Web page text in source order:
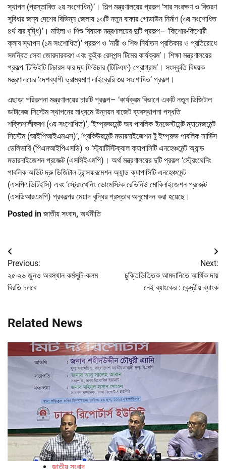
স্থাপন (প্রস্তাবিত ২য় সংশোধিন)’। শিল্প মন্ত্রণালয়ের প্রকল্প ‘সার সংরক্ষণ ও বিতরণ
সুবিধার জন্য দেশের বিভিন্ন জেলায় ১৩টি নতুন বাফার গোডাউন নির্মাণ (৩য় সংশোধিত
৪র্থ বার বৃদ্ধি)’। মহিলা ও শিশু বিষয়ক মন্ত্রণালয়ের দুটি প্রকল্প– ‘কিশোর-কিশোরী
ক্লাব স্থাপন (১ম সংশোধিত)’ প্রকল্প ও ‘নারী ও শিশু নির্যাতন প্রতিকার ও প্রতিরোধে
সমন্বিত সেবা জোরদারকরণ এবং কুইক রেসপন্স টিমের কার্যক্রম’। শিক্ষা মন্ত্রণালয়ের
প্রকল্প ‘টিভিইটি টিচারস ফর দ্য ফিউচার (টিটিএফ) প্রোগ্রাম’। সংস্কৃতি বিষয়ক
মন্ত্রণালয়ের ‘দেশব্যাপী ভ্রাম্যমাণ লাইব্রেরি ৩য় সংশোধিত’ প্রকল্প।
এছাড়া পরিকল্পনা মন্ত্রণালয়ের চারটি প্রকল্প– ‘কার্যক্রম বিভাগে একটি নতুন ডিজিটাল
ডাটাবেজ সিস্টেম স্থাপনের মাধ্যমে উন্নয়ন বাজেট ব্যবস্থাপনা পদ্ধতি
শক্তিশালীকরণ (৩য় সংশোধিত)’, ‘ইম্প্রুভমেন্ট অব পাবলিক ইনভেস্টমেন্ট ম্যানেজমেন্ট
সিস্টেম (আইপিআইএমএস)’, ‘প্রকিউরমেন্ট মডারনাইজেশন টু ইম্প্রুভ পাবলিক সার্ভিস
ডেলিভারি (পিএমআইপিএসডি) ও ‘স্ট্যাটিস্টিক্যাল ক্যাপাসিটি এনহেঞ্চমেন্ট অ্যান্ড
মডারনাইজেশন প্রজেক্ট (এসসিইএমপি)। অর্থ মন্ত্রণালয়ের দুটি প্রকল্প ‘স্ট্রেংথেনিং
পাবলিক অডিট দ্রু ডিজিটাল ট্রান্সফরমেশন অ্যান্ড ক্যাপাসিটি এনহেঞ্চমেন্ট
(এসপিএডিটিইসি) এবং ‘স্ট্রেংথেনিং ডোমেস্টিক রেভিনিউ মোবিলাইজেশন প্রজেক্ট
(এসডিআরএমপি) প্রকল্পের মেয়াদ বৃদ্ধির প্রস্তাব অনুমোদন করা হয়েছে।
Posted in জাতীয় সংবাদ, অর্থনীতি
Post
navigation
Previous:
২৫-২৬ জুনও অবস্থান কর্মসূচি-কলম
বিরতি চলবে
Next:
চুক্তিভিত্তিক আমদানিতে আর্থিক দায়
নেই ব্যাংকের : কেন্দ্রীয় ব্যাংক
Related News
জাতীয় সংবাদ